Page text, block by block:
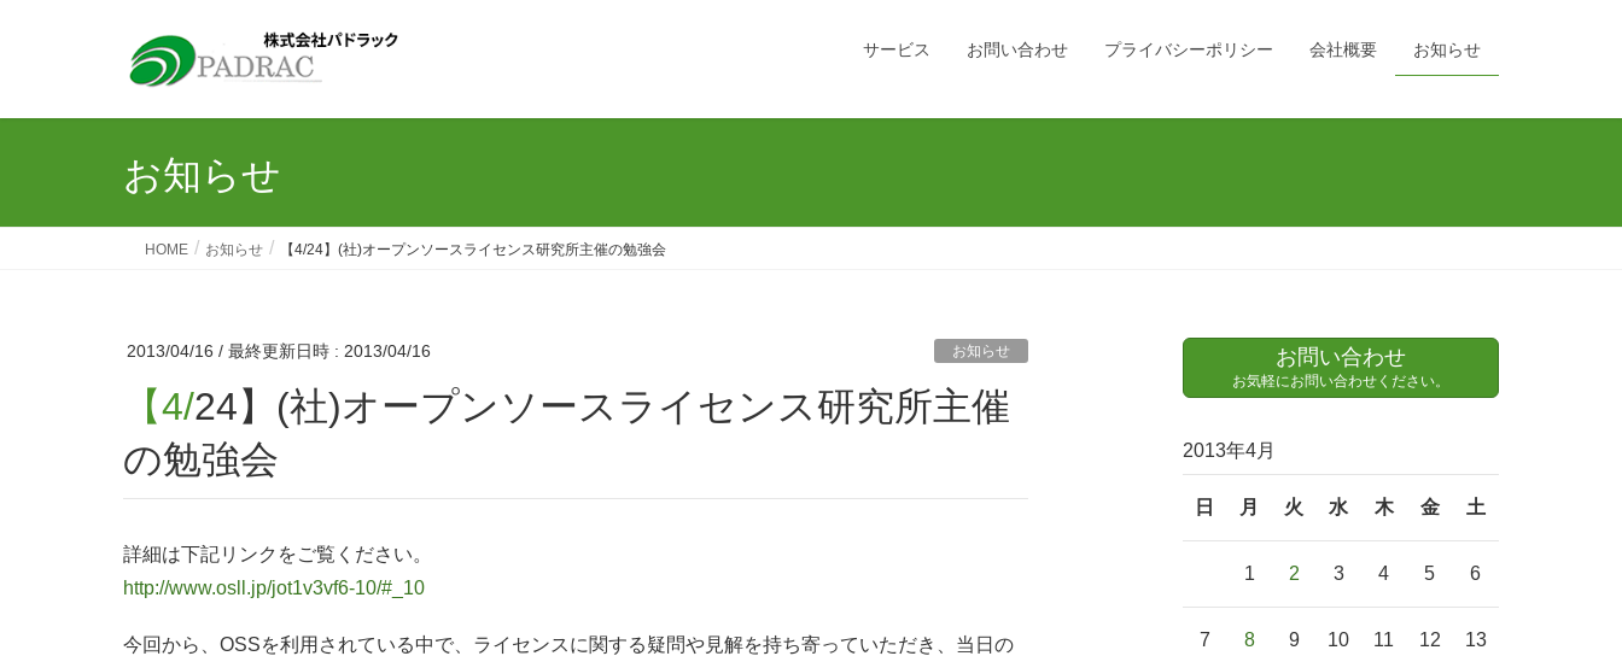
サービス お問い合わせ プライバシーポリシー 会社概要 お知らせ
お知らせ
HOME お知らせ 【4/24】(社)オープンソースライセンス研究所主催の勉強会
2013/04/16 / 最終更新日時 : 2013/04/16 お知らせ
【4/24】(社)オープンソースライセンス研究所主催
の勉強会
詳細は下記リンクをご覧ください。
http://www.osll.jp/jot1v3vf6-10/#_10
今回から、OSSを利用されている中で、ライセンスに関する疑問や見解を持ち寄っていただき、当日の
お問い合わせ
お気軽にお問い合わせください。
2013年4月
日 月 火 水 木 金 土
1 2 3 4 5 6
7 8 9 10 11 12 13